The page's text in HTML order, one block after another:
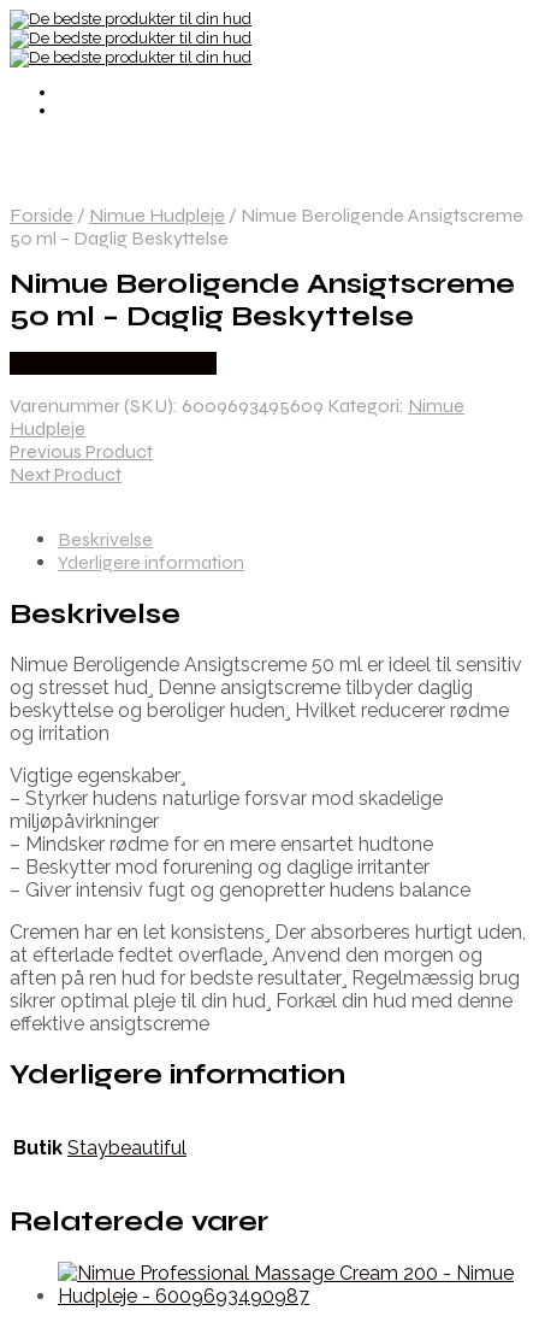
Forside / Nimue Hudpleje / Nimue Beroligende Ansigtscreme
50 ml – Daglig Beskyttelse
Nimue Beroligende Ansigtscreme
50 ml – Daglig Beskyttelse
Varenummer (SKU): 6009693495609 Kategori: Nimue
Hudpleje
Previous Product
Next Product
Beskrivelse
Yderligere information
Beskrivelse
Nimue Beroligende Ansigtscreme 50 ml er ideel til sensitiv
og stresset hud¸ Denne ansigtscreme tilbyder daglig
beskyttelse og beroliger huden¸ Hvilket reducerer rødme
og irritation
Vigtige egenskaber¸
– Styrker hudens naturlige forsvar mod skadelige
miljøpåvirkninger
– Mindsker rødme for en mere ensartet hudtone
– Beskytter mod forurening og daglige irritanter
– Giver intensiv fugt og genopretter hudens balance
Cremen har en let konsistens¸ Der absorberes hurtigt uden,
at efterlade fedtet overflade¸ Anvend den morgen og
aften på ren hud for bedste resultater¸ Regelmæssig brug
sikrer optimal pleje til din hud¸ Forkæl din hud med denne
effektive ansigtscreme
Yderligere information
Butik Staybeautiful
Relaterede varer